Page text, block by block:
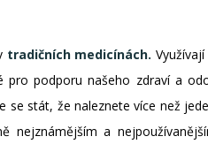
tradičních medicínách.
podporu našeho zdraví a
stát, že naleznete více než
nejznámějším a